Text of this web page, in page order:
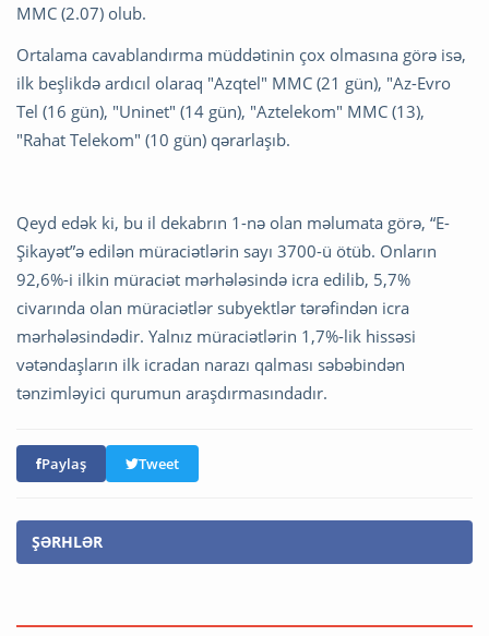
MMC (2.07) olub.
Ortalama cavablandırma müddətinin çox olmasına görə isə,
ilk beşlikdə ardıcıl olaraq "Azqtel" MMC (21 gün), "Az-Evro
Tel (16 gün), "Uninet" (14 gün), "Aztelekom" MMC (13),
"Rahat Telekom" (10 gün) qərarlaşıb.
Qeyd edək ki, bu il dekabrın 1-nə olan məlumata görə, “E-
Şikayət”ə edilən müraciətlərin sayı 3700-ü ötüb. Onların
92,6%-i ilkin müraciət mərhələsində icra edilib, 5,7%
civarında olan müraciətlər subyektlər tərəfindən icra
mərhələsindədir. Yalnız müraciətlərin 1,7%-lik hissəsi
vətəndaşların ilk icradan narazı qalması səbəbindən
tənzimləyici qurumun araşdırmasındadır.
Paylaş Tweet
ŞƏRHLƏR